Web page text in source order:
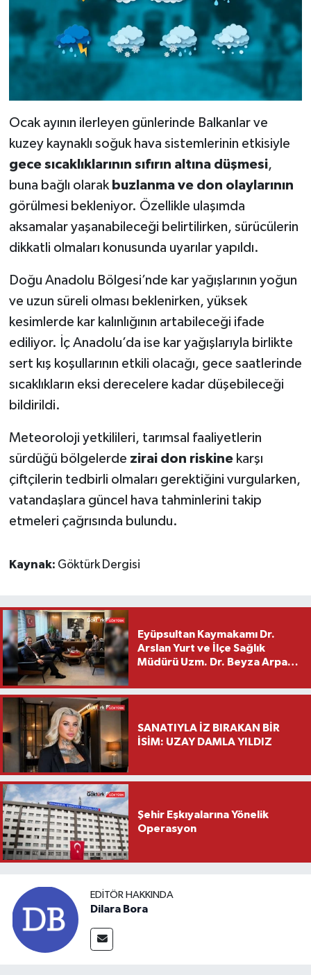
Ocak ayının ilerleyen günlerinde Balkanlar ve
kuzey kaynaklı soğuk hava sistemlerinin etkisiyle
gece sıcaklıklarının sıfırın altına düşmesi,
buna bağlı olarak buzlanma ve don olaylarının
görülmesi bekleniyor. Özellikle ulaşımda
aksamalar yaşanabileceği belirtilirken, sürücülerin
dikkatli olmaları konusunda uyarılar yapıldı.
Doğu Anadolu Bölgesi’nde kar yağışlarının yoğun
ve uzun süreli olması beklenirken, yüksek
kesimlerde kar kalınlığının artabileceği ifade
ediliyor. İç Anadolu’da ise kar yağışlarıyla birlikte
sert kış koşullarının etkili olacağı, gece saatlerinde
sıcaklıkların eksi derecelere kadar düşebileceği
bildirildi.
Meteoroloji yetkilileri, tarımsal faaliyetlerin
sürdüğü bölgelerde zirai don riskinekarşı
çiftçilerin tedbirli olmaları gerektiğini vurgularken,
vatandaşlara güncel hava tahminlerini takip
etmeleri çağrısında bulundu.
Kaynak: Göktürk Dergisi
Eyüpsultan Kaymakamı Dr.
Arslan Yurt ve İlçe Sağlık
Müdürü Uzm. Dr. Beyza Arpacı
Ziyareti
SANATIYLA İZ BIRAKAN BİR
İSİM: UZAY DAMLA YILDIZ
Şehir Eşkıyalarına Yönelik
Operasyon
EDITÖR HAKKINDA
Dilara Bora